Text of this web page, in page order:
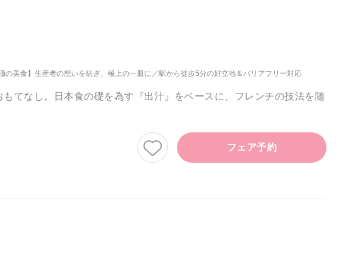
の美食】生産者の想いを紡ぎ、極上の一皿に 駅から徒歩5分の好立地＆バリアフリー対応
てなし。日本食の礎を為す『出汁』をベースに、フレンチの技法を随
フェア予約